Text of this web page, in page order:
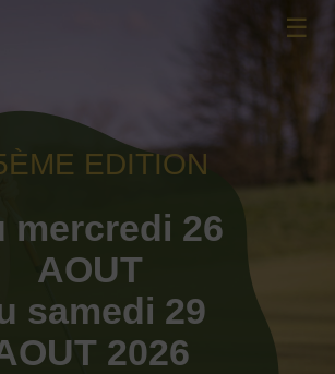
☰
EDITION
mercredi 26
AOUT
samedi 29
2026